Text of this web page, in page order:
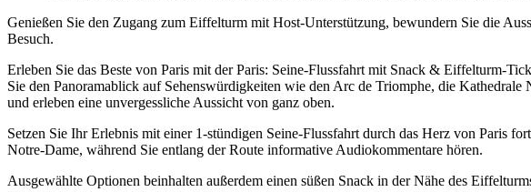
Genießen Sie den Zugang zum Eiffelturm mit Host-Unterstützung, bewundern Sie die
Besuch.
Erleben Sie das Beste von Paris mit der Paris: Seine-Flussfahrt mit Snack & Eiffelturm-
Sie den Panoramablick auf Sehenswürdigkeiten wie den Arc de Triomphe, die
und erleben eine unvergessliche Aussicht von ganz oben.
Setzen Sie Ihr Erlebnis mit einer 1-stündigen Seine-Flussfahrt durch das Herz von Paris
Notre-Dame, während Sie entlang der Route informative Audiokommentare hören.
Ausgewählte Optionen beinhalten außerdem einen süßen Snack in der Nähe des